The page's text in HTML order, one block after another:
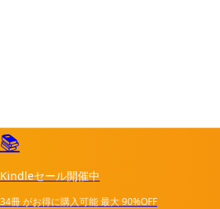
📚
Kindleセール開催中
34冊がお得に購入可能最大90%OFF